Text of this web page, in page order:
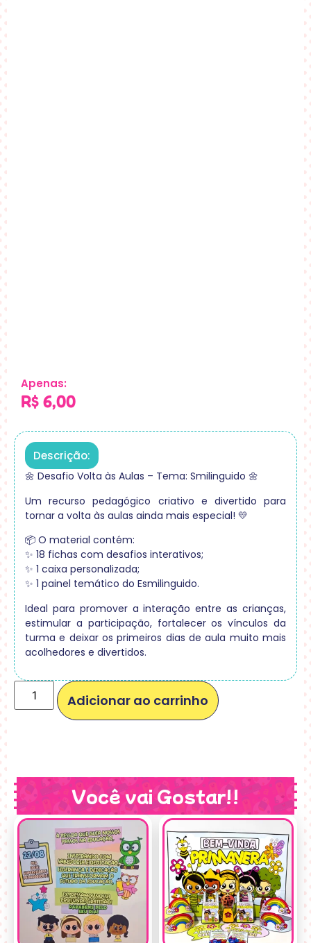
Apenas:
R$ 6,00
Descrição:
🌼 Desafio Volta às Aulas – Tema: Smilinguido 🌼
Um recurso pedagógico criativo e divertido para
tornar a volta às aulas ainda mais especial! 💛
📦 O material contém:
✨ 18 fichas com desafios interativos;
✨ 1 caixa personalizada;
✨ 1 painel temático do Esmilinguido.
Ideal para promover a interação entre as crianças,
estimular a participação, fortalecer os vínculos da
turma e deixar os primeiros dias de aula muito mais
acolhedores e divertidos.
Adicionar ao carrinho
Você vai Gostar!!